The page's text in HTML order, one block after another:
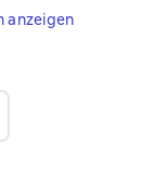
anzeigen